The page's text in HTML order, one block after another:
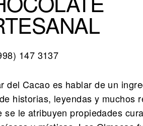
147 3137
del Cacao es hablar de un
historias, leyendas y muchos
se le atribuyen propiedades